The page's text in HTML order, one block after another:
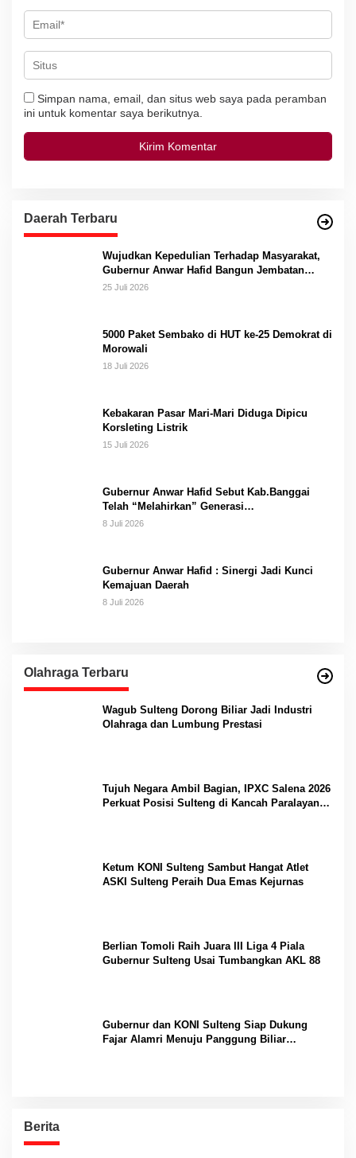
Simpan nama, email, dan situs web saya pada peramban
ini untuk komentar saya berikutnya.
Daerah Terbaru
Wujudkan Kepedulian Terhadap Masyarakat,
Gubernur Anwar Hafid Bangun Jembatan
Gantung Masungkang dengan Dana Pribadi
25 Juli 2026
5000 Paket Sembako di HUT ke-25 Demokrat di
Morowali
18 Juli 2026
Kebakaran Pasar Mari-Mari Diduga Dipicu
Korsleting Listrik
15 Juli 2026
Gubernur Anwar Hafid Sebut Kab.Banggai
Telah “Melahirkan” Generasi…
8 Juli 2026
Gubernur Anwar Hafid : Sinergi Jadi Kunci
Kemajuan Daerah
8 Juli 2026
Olahraga Terbaru
Wagub Sulteng Dorong Biliar Jadi Industri
Olahraga dan Lumbung Prestasi
Tujuh Negara Ambil Bagian, IPXC Salena 2026
Perkuat Posisi Sulteng di Kancah Paralayang
Ketum KONI Sulteng Sambut Hangat Atlet
ASKI Sulteng Peraih Dua Emas Kejurnas
Berlian Tomoli Raih Juara III Liga 4 Piala
Gubernur Sulteng Usai Tumbangkan AKL 88
Gubernur dan KONI Sulteng Siap Dukung
Fajar Alamri Menuju Panggung Biliar
Berita